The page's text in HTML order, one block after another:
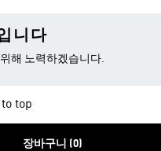
니다
해 노력하겠습니다.
top
장바구니 (0)